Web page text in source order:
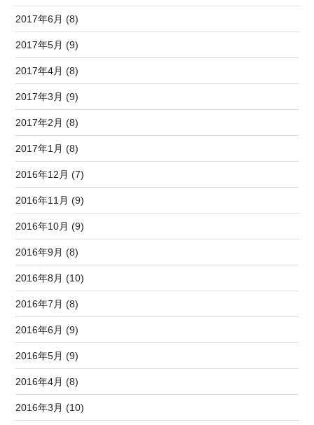
2017年6月 (8)
2017年5月 (9)
2017年4月 (8)
2017年3月 (9)
2017年2月 (8)
2017年1月 (8)
2016年12月 (7)
2016年11月 (9)
2016年10月 (9)
2016年9月 (8)
2016年8月 (10)
2016年7月 (8)
2016年6月 (9)
2016年5月 (9)
2016年4月 (8)
2016年3月 (10)